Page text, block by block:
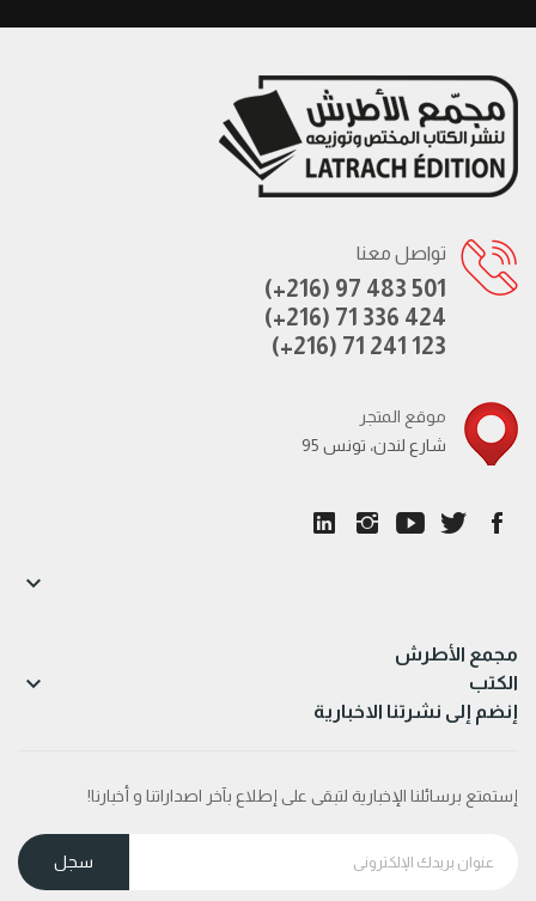
تواصل معنا
(+216) 97 483 501
(+216) 71 336 424
(+216) 71 241 123
موقع المتجر
95 شارع لندن، تونس
مجمع الأطرش

الكتب 
إنضم إلى نشرتنا الاخبارية
إستمتع برسائلنا الإخبارية لتبقى على إطلاع بآخر اصداراتنا و أخبارنا!